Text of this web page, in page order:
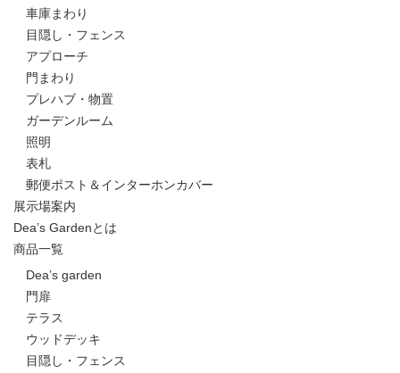
車庫まわり
目隠し・フェンス
アプローチ
門まわり
プレハブ・物置
ガーデンルーム
照明
表札
郵便ポスト＆インターホンカバー
展示場案内
Dea’s Gardenとは
商品一覧
Dea’s garden
門扉
テラス
ウッドデッキ
目隠し・フェンス